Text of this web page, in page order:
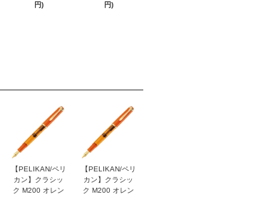
円)
円)
【PELIKAN/ペリ
カン】クラシッ
ク M200 オレン
【PELIKAN/ペリ
カン】クラシッ
ク M200 オレン